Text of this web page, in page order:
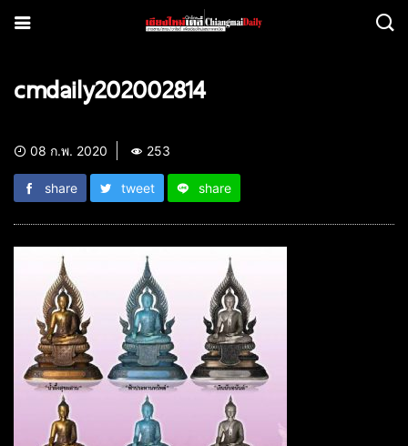
cmdaily202002814
08 ก.พ. 2020 253
share tweet share